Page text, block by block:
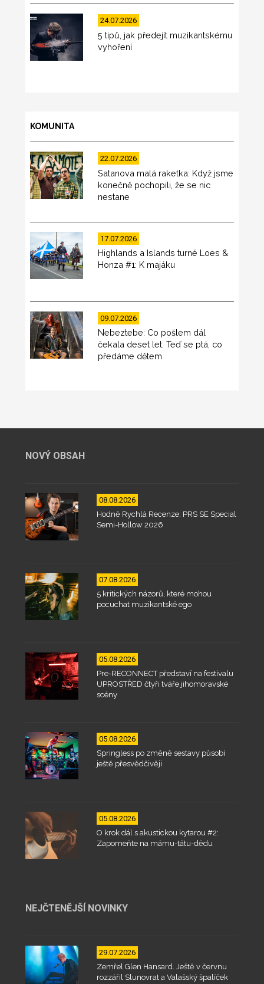
24.07.2026
5 tipů, jak předejít muzikantskému
vyhoření
KOMUNITA
22.07.2026
Satanova malá raketka: Když jsme
konečně pochopili, že se nic
nestane
17.07.2026
Highlands a Islands turné Loes &
Honza #1: K majáku
09.07.2026
Nebeztebe: Co pošlem dál
čekala deset let. Teď se ptá, co
předáme dětem
NOVÝ OBSAH
08.08.2026
Hodně Rychlá Recenze: PRS SE Special
Semi-Hollow 2026
07.08.2026
5 kritických názorů, které mohou
pocuchat muzikantské ego
05.08.2026
Pre-RECONNECT představí na festivalu
UPROSTŘED čtyři tváře jihomoravské
scény
05.08.2026
Springless po změně sestavy působí
ještě přesvědčivěji
05.08.2026
O krok dál s akustickou kytarou #2:
Zapomeňte na mámu-tátu-dědu
NEJČTENĚJŠÍ NOVINKY
29.07.2026
Zemřel Glen Hansard. Ještě v červnu
rozzářil Slunovrat a Valašský špalíček